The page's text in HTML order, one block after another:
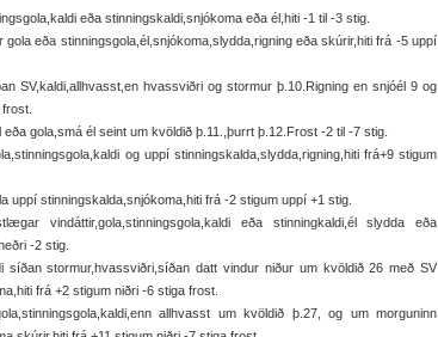
eða stinningskaldi,snjókoma eða él,hiti -1 til -3 stig.
eða stinningsgola,él,snjókoma,slydda,rigning eða skúrir,hiti frá -5 uppí
SV,kaldi,allhvasst,en hvassviðri og stormur þ.10.Rigning en snjóél 9 og
gola,smá él seint um kvöldið þ.11.,þurrt þ.12.Frost -2 til -7 stig.
og uppí stinningskalda,slydda,rigning,hiti frá+9 stigum
uppí stinningskalda,snjókoma,hiti frá -2 stigum uppí +1 stig.
vindáttir,gola,stinningsgola,kaldi eða stinningkaldi,él slydda eða
-2 stig.
síðan stormur,hvassviðri,síðan datt vindur niður um kvöldið 26 með SV
frá +2 stigum niðri -6 stiga frost.
allhvasst um kvöldið þ.27, og um morguninn